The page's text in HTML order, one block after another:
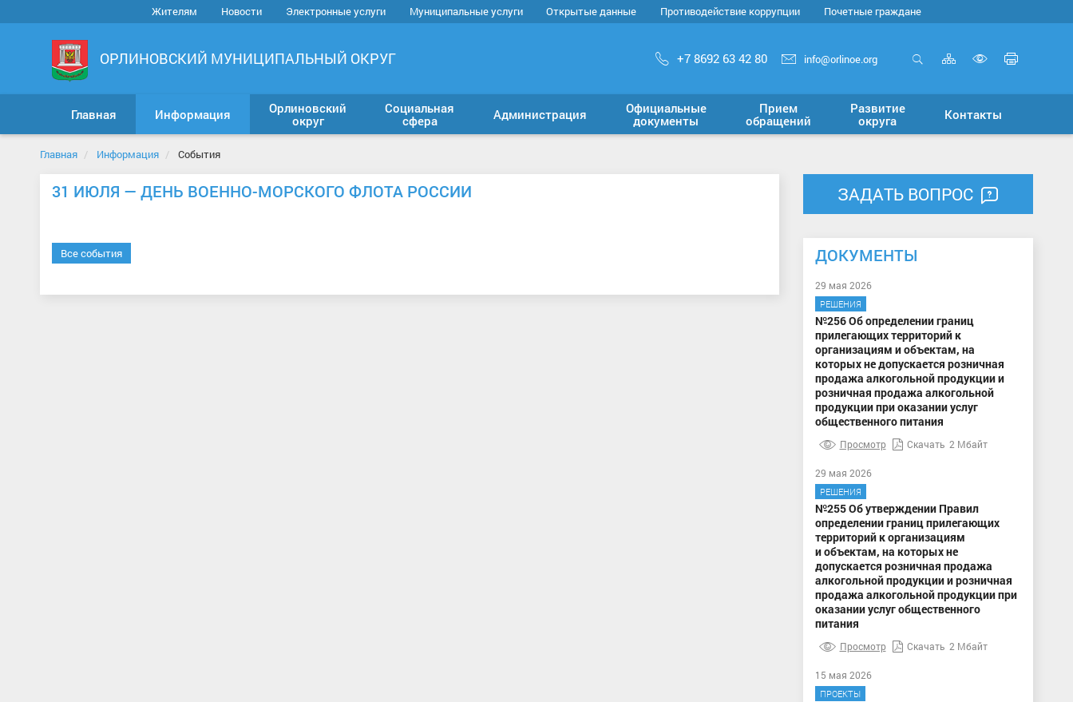
Жителям Новости Электронные услуги Муниципальные услуги Открытые данные Противодействие коррупции Почетные граждане
ОРЛИНОВСКИЙ МУНИЦИПАЛЬНЫЙ ОКРУГ +7 8692 63 42 80 info@orlinoe.org Карта
сайта
версию
для
Главная Информация
Орлиновский
округ
Социальная
сфера
Администрация
Официальные
документы
Прием
обращений
Развитие
округа
Контакты
Главная Информация События
31 ИЮЛЯ — ДЕНЬ ВОЕННО-МОРСКОГО ФЛОТА РОССИИ
Все события
ЗАДАТЬ ВОПРОС
ДОКУМЕНТЫ
29 мая 2026
РЕШЕНИЯ
№256 Об определении границ
прилегающих территорий к
организациям и объектам, на
которых не допускается розничная
продажа алкогольной продукции и
розничная продажа алкогольной
продукции при оказании услуг
общественного питания
Просмотр Скачать 2 Мбайт
29 мая 2026
РЕШЕНИЯ
№255 Об утверждении Правил
определении границ прилегающих
территорий к организациям
и объектам, на которых не
допускается розничная продажа
алкогольной продукции и розничная
продажа алкогольной продукции при
оказании услуг общественного
питания
Просмотр Скачать 2 Мбайт
15 мая 2026
ПРОЕКТЫ